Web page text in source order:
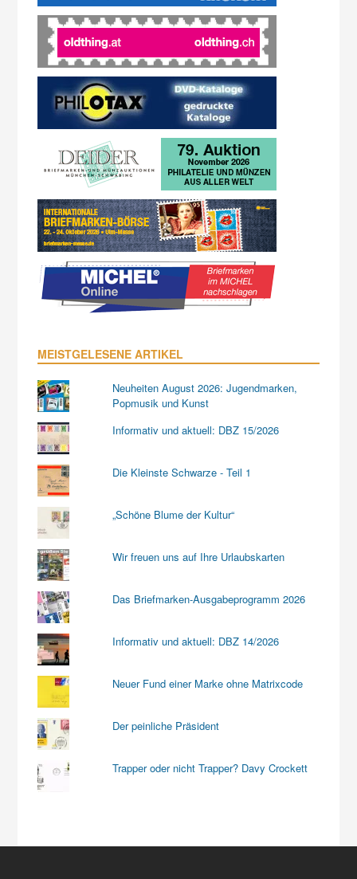
MEISTGELESENE ARTIKEL
Neuheiten August 2026: Jugendmarken,
Popmusik und Kunst
Informativ und aktuell: DBZ 15/2026
Die Kleinste Schwarze - Teil 1
„Schöne Blume der Kultur“
Wir freuen uns auf Ihre Urlaubskarten
Das Briefmarken-Ausgabeprogramm 2026
Informativ und aktuell: DBZ 14/2026
Neuer Fund einer Marke ohne Matrixcode
Der peinliche Präsident
Trapper oder nicht Trapper? Davy Crockett